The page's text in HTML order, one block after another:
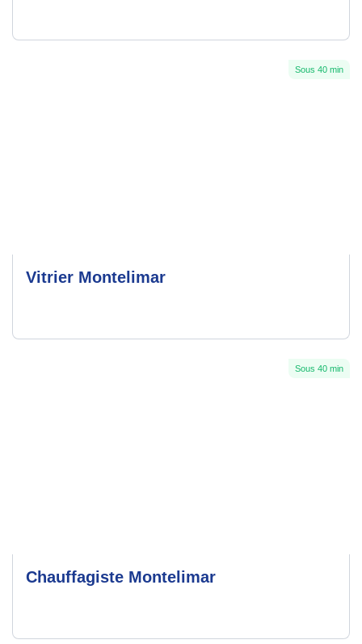
Sous 40 min
Vitrier Montelimar
Sous 40 min
Chauffagiste Montelimar